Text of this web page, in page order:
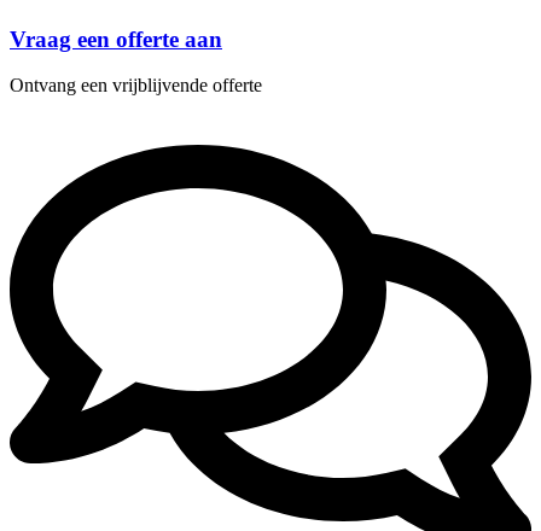
Vraag een offerte aan
Ontvang een vrijblijvende offerte